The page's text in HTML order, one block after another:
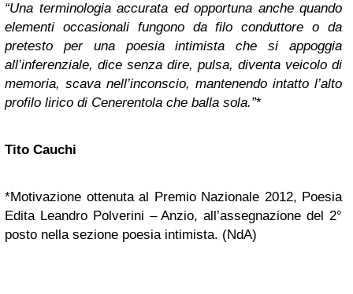
“Una terminologia accurata ed opportuna anche quando
elementi occasionali fungono da filo conduttore o da
pretesto per una poesia intimista che si appoggia
all’inferenziale, dice senza dire, pulsa, diventa veicolo di
memoria, scava nell’inconscio, mantenendo intatto l’alto
profilo lirico di Cenerentola che balla sola.”*
Tito Cauchi
*Motivazione ottenuta al Premio Nazionale 2012, Poesia
Edita Leandro Polverini – Anzio, all’assegnazione del 2°
posto nella sezione poesia intimista. (NdA)